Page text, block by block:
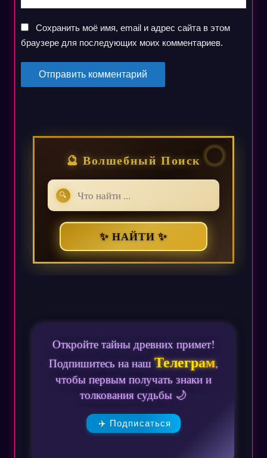
Сохранить моё имя, email и адрес сайта в этом
браузере для последующих моих комментариев.
🔮 Волшебный Поиск
🔍
✨ НАЙТИ ✨
Откройте тайны древних примет!
Подпишитесь на нашТелеграм,
чтобы первым получать знаки и
толкования судьбы 🌙
✈️ Подписаться